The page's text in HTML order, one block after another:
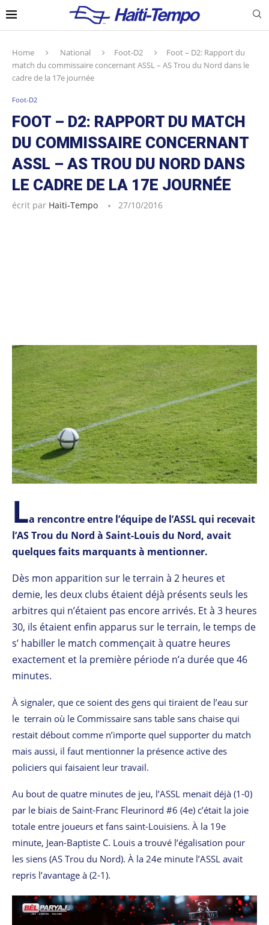
Home National Foot-D2
Foot – D2: Rapport du
match du commissaire concernant ASSL – AS Trou du Nord dans le
cadre de la 17e journée
Foot-D2
FOOT – D2: RAPPORT DU MATCH
DU COMMISSAIRE CONCERNANT
ASSL – AS TROU DU NORD DANS
LE CADRE DE LA 17E JOURNÉE
écrit par Haiti-Tempo 27/10/2016
La rencontre entre l’équipe de l’ASSL qui recevait
l’AS Trou du Nord à Saint-Louis du Nord, avait
quelques faits marquants à mentionner.
Dès mon apparition sur le terrain à 2 heures et
demie, les deux clubs étaient déjà présents seuls les
arbitres qui n’étaient pas encore arrivés. Et à 3 heures
30, ils étaient enfin apparus sur le terrain, le temps de
s’ habiller le match commençait à quatre heures
exactement et la première période n’a durée que 46
minutes.
À signaler, que ce soient des gens qui tiraient de l’eau sur
le terrain où le Commissaire sans table sans chaise qui
restait débout comme n’importe quel supporter du match
mais aussi, il faut mentionner la présence active des
policiers qui faisaient leur travail.
Au bout de quatre minutes de jeu, l’ASSL menait déjà (1-0)
par le biais de Saint-Franc Fleurinord #6 (4e) c’était la joie
totale entre joueurs et fans saint-Louisiens. À la 19e
minute, Jean-Baptiste C. Louis a trouvé l’égalisation pour
les siens (AS Trou du Nord). À la 24e minute l’ASSL avait
repris l’avantage à (2-1).